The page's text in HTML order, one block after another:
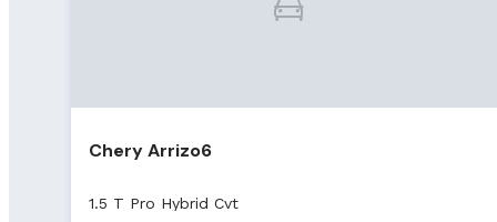
Chery Arrizo6
1.5 T Pro Hybrid Cvt